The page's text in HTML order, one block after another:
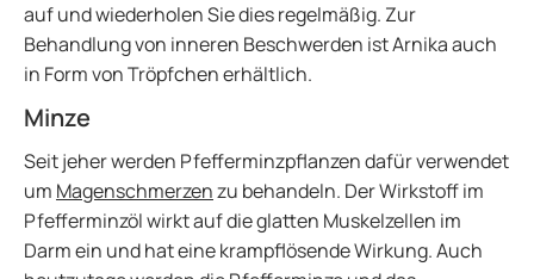
auf und wiederholen Sie dies regelmäßig. Zur
Behandlung von inneren Beschwerden ist Arnika auch
in Form von Tröpfchen erhältlich.
Minze
Seit jeher werden Pfefferminzpflanzen dafür verwendet
um Magenschmerzenzu behandeln. Der Wirkstoff im
Pfefferminzöl wirkt auf die glatten Muskelzellen im
Darm ein und hat eine krampflösende Wirkung. Auch